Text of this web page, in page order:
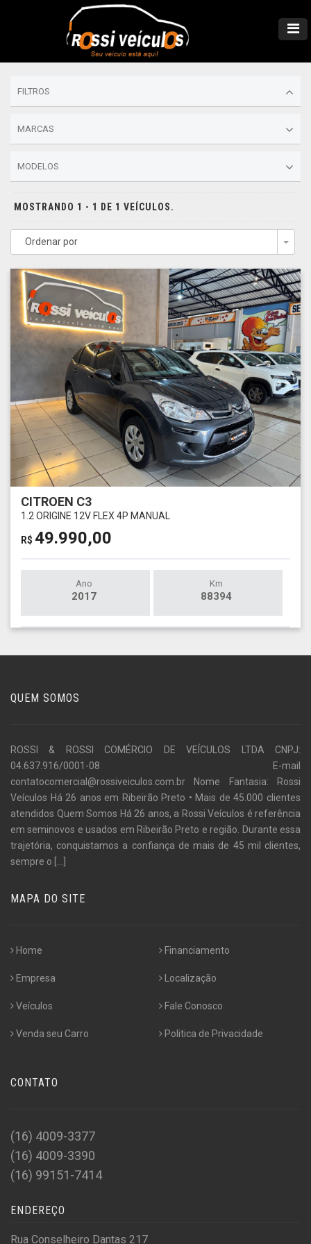
FILTROS
MARCAS
MODELOS
MOSTRANDO 1 - 1 DE 1 VEÍCULOS.
Ordenar por
CITROEN C3
1.2 ORIGINE 12V FLEX 4P MANUAL
R$ 49.990,00
Ano
2017
Km
88394
QUEM SOMOS
ROSSI & ROSSI COMÉRCIO DE VEÍCULOS LTDA CNPJ:
04.637.916/0001-08 E-mail
contatocomercial@rossiveiculos.com.br Nome Fantasia: Rossi
Veículos Há 26 anos em Ribeirão Preto • Mais de 45.000 clientes
atendidos Quem Somos Há 26 anos, a Rossi Veículos é referência
em seminovos e usados em Ribeirão Preto e região. Durante essa
trajetória, conquistamos a confiança de mais de 45 mil clientes,
sempre o [...]
MAPA DO SITE
Home
Empresa
Veículos
Venda seu Carro
Financiamento
Localização
Fale Conosco
Politica de Privacidade
CONTATO
(16) 4009-3377
(16) 4009-3390
(16) 99151-7414
ENDEREÇO
Rua Conselheiro Dantas 217